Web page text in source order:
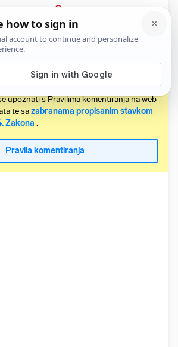
PRIJAVA
Relevantni
koji želi komentirati članke obvezan je
upoznati s Pravilima komentiranja na web
te sazabranama propisanim stavkom
Zakona .
Pravila komentiranja